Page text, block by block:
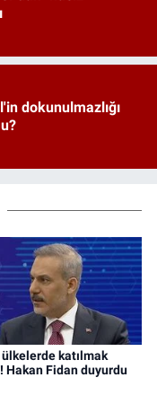
dokunulmazlığı
katılmak
Hakan Fidan duyurdu